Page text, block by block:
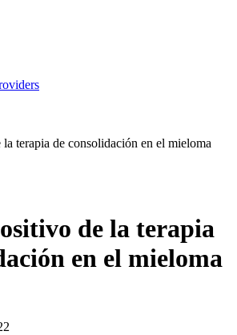
de la terapia
en el mieloma